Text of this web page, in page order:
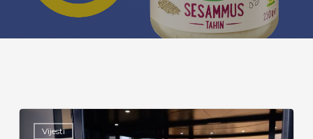
Vijesti